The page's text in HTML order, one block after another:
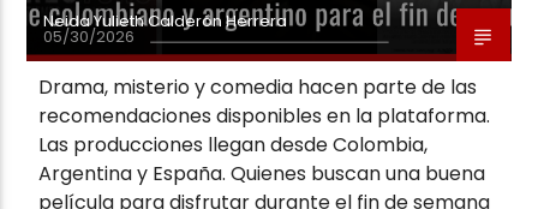
Neida Yulieth Calderón Herrera
05/30/2026
Drama, misterio y comedia hacen parte de las
recomendaciones disponibles en la plataforma.
Las producciones llegan desde Colombia,
Argentina y España. Quienes buscan una buena
película para disfrutar durante el fin de semana